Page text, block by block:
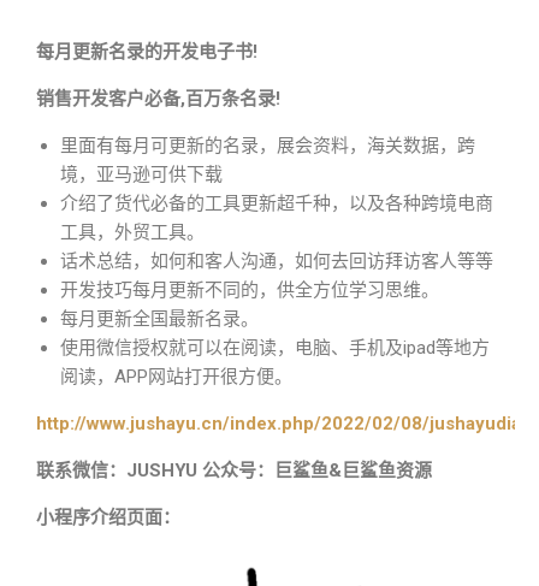
每月更新名录的开发电子书!
销售开发客户必备,百万条名录!
里面有每月可更新的名录，展会资料，海关数据，跨
境，亚马逊可供下载
介绍了货代必备的工具更新超千种，以及各种跨境电商
工具，外贸工具。
话术总结，如何和客人沟通，如何去回访拜访客人等等
开发技巧每月更新不同的，供全方位学习思维。
每月更新全国最新名录。
使用微信授权就可以在阅读，电脑、手机及ipad等地方
阅读，APP网站打开很方便。
http://www.jushayu.cn/index.php/2022/02/08/
联系微信：JUSHYU 公众号：巨鲨鱼&巨鲨鱼资源
小程序介绍页面：